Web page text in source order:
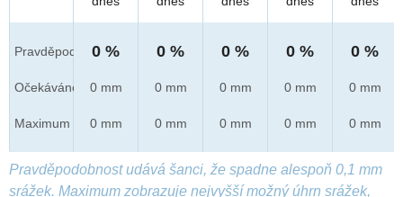
Pravděpod.
Očekáváno
Maximum
0 %
0 mm
0 mm
0 %
0 mm
0 mm
0 %
0 mm
0 mm
0 %
0 mm
0 mm
0 %
0 mm
0 mm
Pravděpodobnost udává šanci, že spadne alespoň 0,1 mm
srážek. Maximum zobrazuje nejvyšší možný úhrn srážek,